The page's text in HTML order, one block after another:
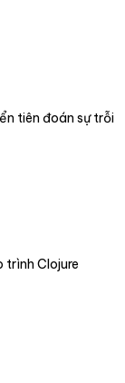
tiên đoán sự trỗi
trình Clojure